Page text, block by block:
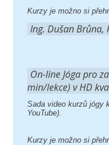
Kurzy je možno si
Ing. Dušan Brůna,
On-line Jóga pro
min/lekce) v HD
Sada video kurzů jógy
YouTube).
Kurzy je možno si